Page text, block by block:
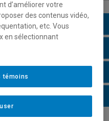
d’améliorer votre
des contenus vidéo,
etc. Vous
en sélectionnant
témoins